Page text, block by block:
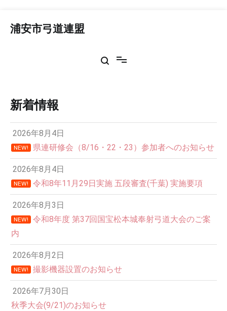
浦安市弓道連盟
新着情報
2026年8月4日
NEW! 県連研修会（8/16・22・23）参加者へのお知らせ
2026年8月4日
NEW! 令和8年11月29日実施 五段審査(千葉) 実施要項
2026年8月3日
NEW!
令和8年度 第37回国宝松本城奉射弓道大会のご案
内
2026年8月2日
NEW! 撮影機器設置のお知らせ
2026年7月30日
秋季大会(9/21)のお知らせ